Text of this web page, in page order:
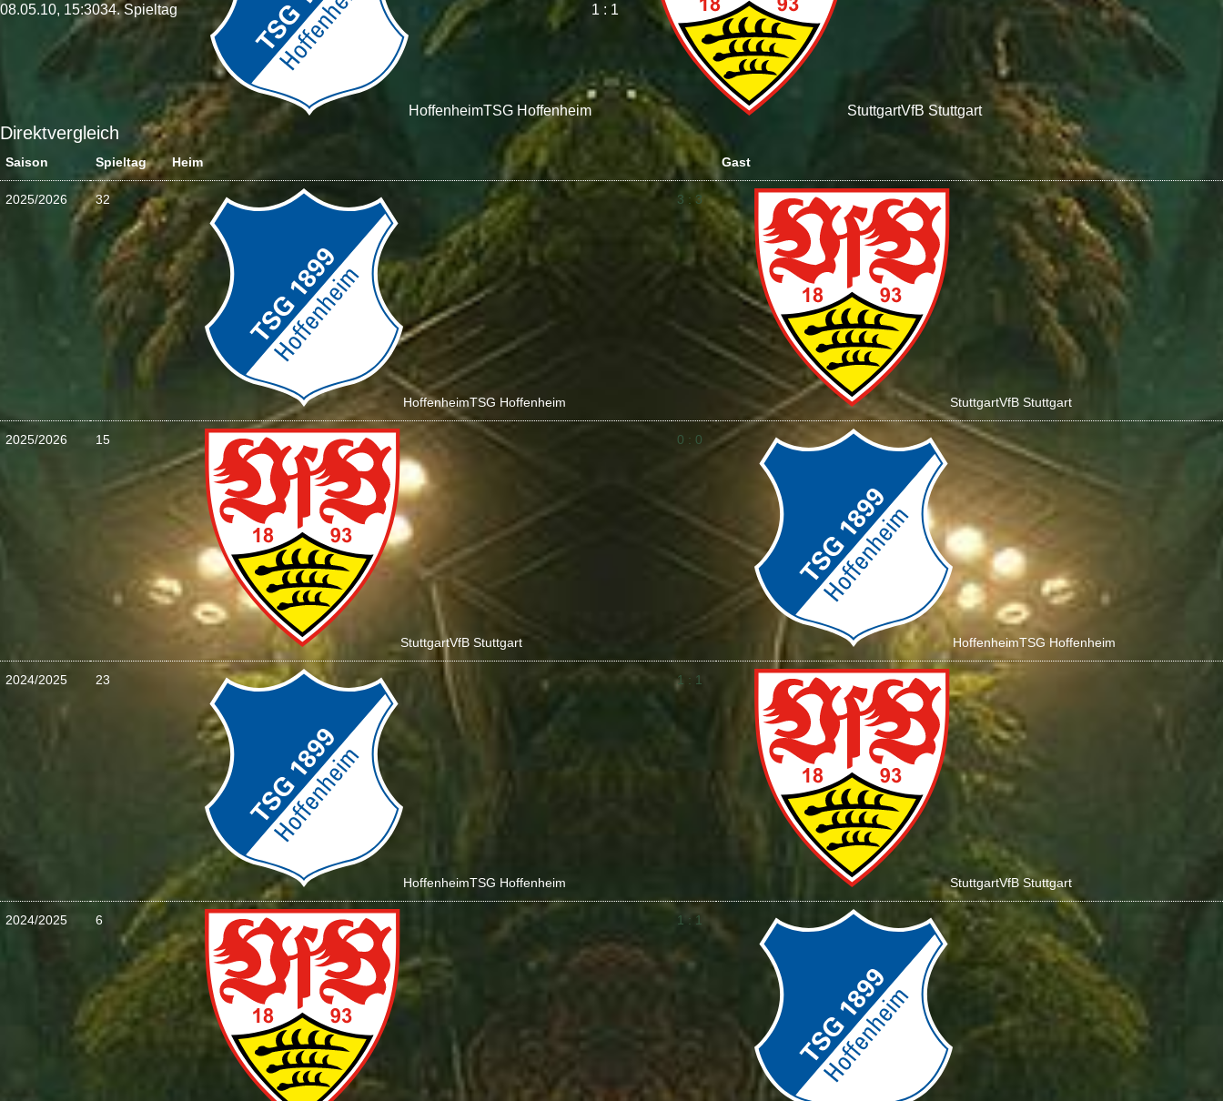
08.05.10, 15:3034. Spieltag
HoffenheimTSG Hoffenheim
1 : 1
StuttgartVfB Stuttgart
Direktvergleich
Saison Spieltag Heim Gast
2025/2026 32
HoffenheimTSG Hoffenheim
3 : 3
StuttgartVfB Stuttgart
2025/2026 15
StuttgartVfB Stuttgart
0 : 0
HoffenheimTSG Hoffenheim
2024/2025 23
HoffenheimTSG Hoffenheim
1 : 1
StuttgartVfB Stuttgart
2024/2025 6 1 : 1